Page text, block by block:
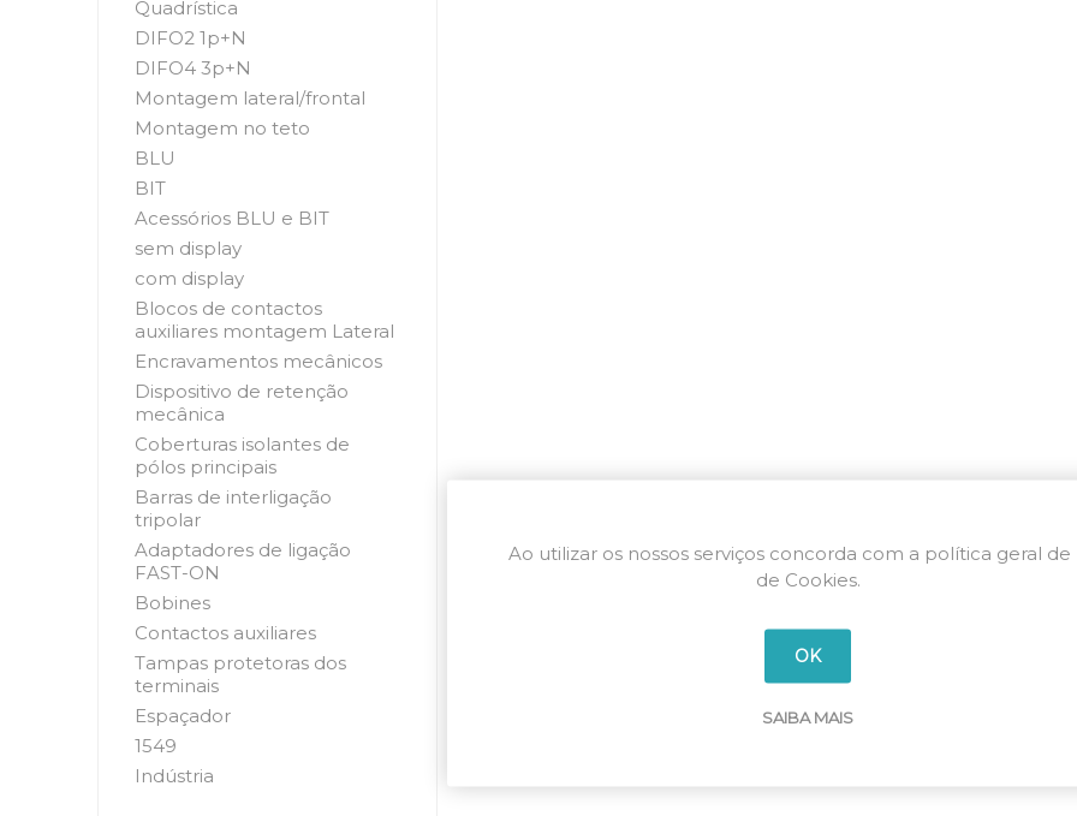
Quadrística
DIFO2 1p+N
DIFO4 3p+N
Montagem lateral/frontal
Montagem no teto
BLU
BIT
Acessórios BLU e BIT
sem display
com display
Blocos de contactos
auxiliares montagem Lateral
Encravamentos mecânicos
Dispositivo de retenção
mecânica
Coberturas isolantes de
pólos principais
Barras de interligação
tripolar
Adaptadores de ligação
FAST-ON
Bobines
Contactos auxiliares
Tampas protetoras dos
terminais
Espaçador
1549
Indústria
Ao utilizar os nossos serviços concorda com a política geral de
de Cookies.
OK
SAIBA MAIS